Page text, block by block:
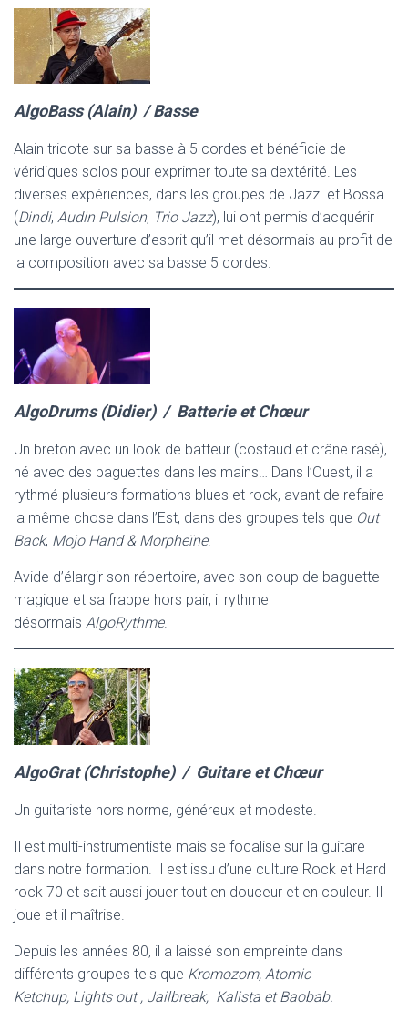
AlgoBass (Alain) / Basse
Alain tricote sur sa basse à 5 cordes et bénéficie de
véridiques solos pour exprimer toute sa dextérité. Les
diverses expériences, dans les groupes de Jazz et Bossa
(Dindi, Audin Pulsion, Trio Jazz), lui ont permis d’acquérir
une large ouverture d’esprit qu’il met désormais au profit de
la composition avec sa basse 5 cordes.
AlgoDrums (Didier) / Batterie et Chœur
Un breton avec un look de batteur (costaud et crâne rasé),
né avec des baguettes dans les mains… Dans l’Ouest, il a
rythmé plusieurs formations blues et rock, avant de refaire
la même chose dans l’Est, dans des groupes tels que Out
Back, Mojo Hand & Morpheïne.
Avide d’élargir son répertoire, avec son coup de baguette
magique et sa frappe hors pair, il rythme
désormais AlgoRythme.
AlgoGrat (Christophe) / Guitare et Chœur
Un guitariste hors norme, généreux et modeste.
Il est multi-instrumentiste mais se focalise sur la guitare
dans notre formation. Il est issu d’une culture Rock et Hard
rock 70 et sait aussi jouer tout en douceur et en couleur. Il
joue et il maîtrise.
Depuis les années 80, il a laissé son empreinte dans
différents groupes tels que Kromozom, Atomic
Ketchup, Lights out , Jailbreak, Kalista et Baobab.